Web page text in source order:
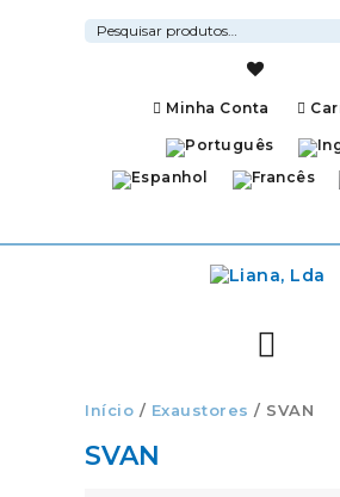
Pesquisar
por:
Minha Conta
Início / Exaustores / SVAN
SVAN